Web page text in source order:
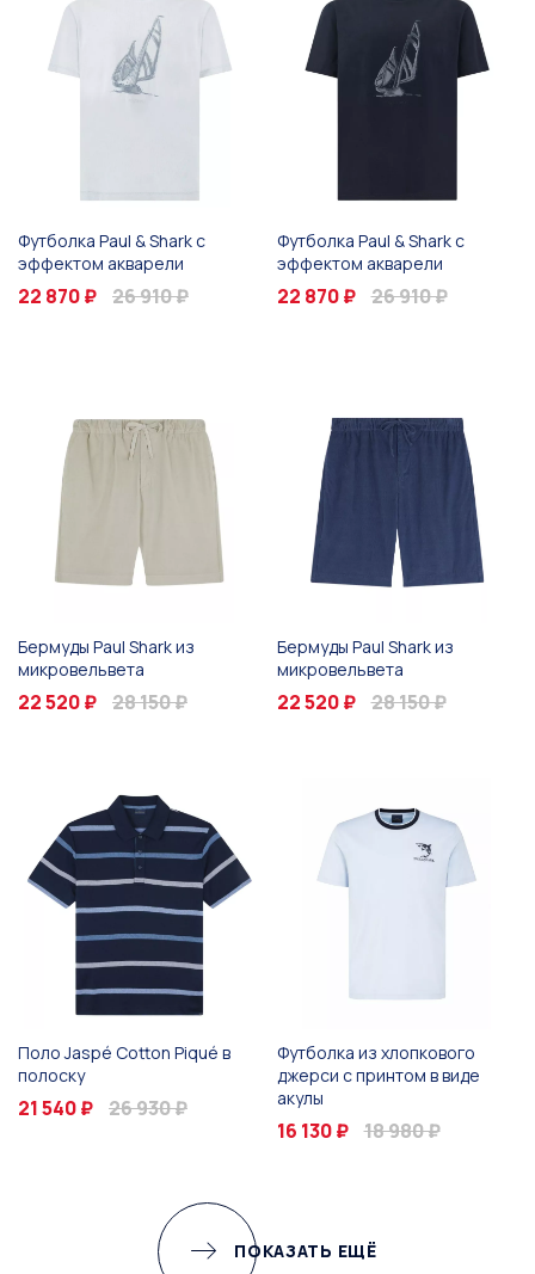
Футболка Paul & Shark с
эффектом акварели
22 870 ₽ 26 910 ₽
Футболка Paul & Shark с
эффектом акварели
22 870 ₽ 26 910 ₽
Бермуды Paul Shark из
микровельвета
22 520 ₽ 28 150 ₽
Бермуды Paul Shark из
микровельвета
22 520 ₽ 28 150 ₽
Поло Jaspé Cotton Piqué в
полоску
21 540 ₽ 26 930 ₽
Футболка из хлопкового
джерси с принтом в виде
акулы
16 130 ₽ 18 980 ₽
ПОКАЗАТЬ ЕЩЁ